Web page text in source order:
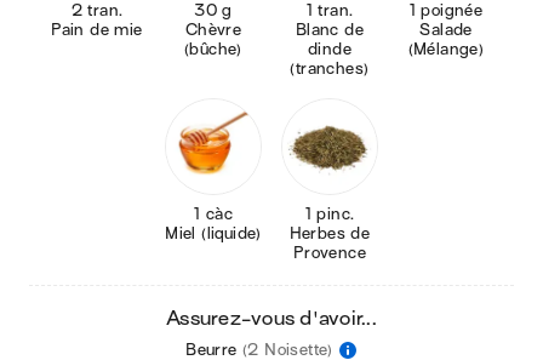
2 tran.
Pain de mie
30 g
Chèvre
(bûche)
1 tran.
Blanc de
dinde
(tranches)
1 poignée
Salade
(Mélange)
1 càc
Miel (liquide)
1 pinc.
Herbes de
Provence
Assurez-vous d'avoir...
Beurre (2 Noisette)